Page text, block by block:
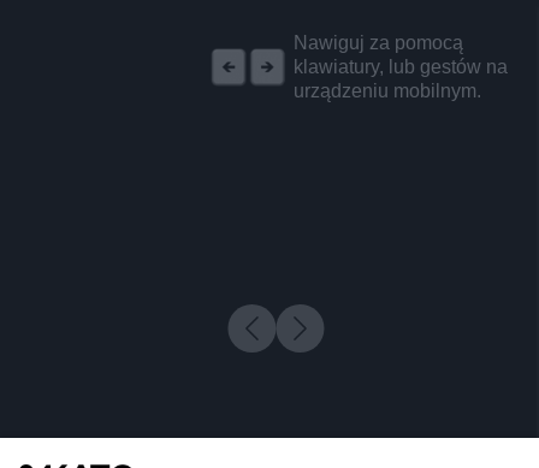
Nawiguj za pomocą
klawiatury, lub gestów na
urządzeniu mobilnym.